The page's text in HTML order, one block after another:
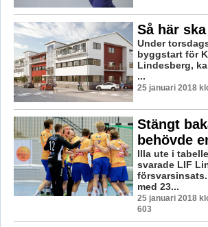
Så här
Under
byggstart för
Lindesberg,
...
25 januari 2018
Stängt
behövde
Illa ute i
svarade LIF
med 23...
25 januari 2018
603